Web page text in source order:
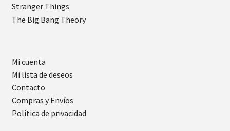
Stranger Things
The Big Bang Theory
Mi cuenta
Mi lista de deseos
Contacto
Compras y Envíos
Política de privacidad